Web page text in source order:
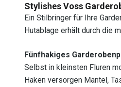
Stylishes Voss
Ein Stilbringer für Ihre
Hutablage erhält durch die
Fünfhakiges
Selbst in kleinsten Fluren
Haken versorgen Mäntel,